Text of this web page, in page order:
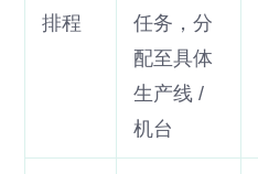
排程
任务，分
配至具体
生产线 /
机台